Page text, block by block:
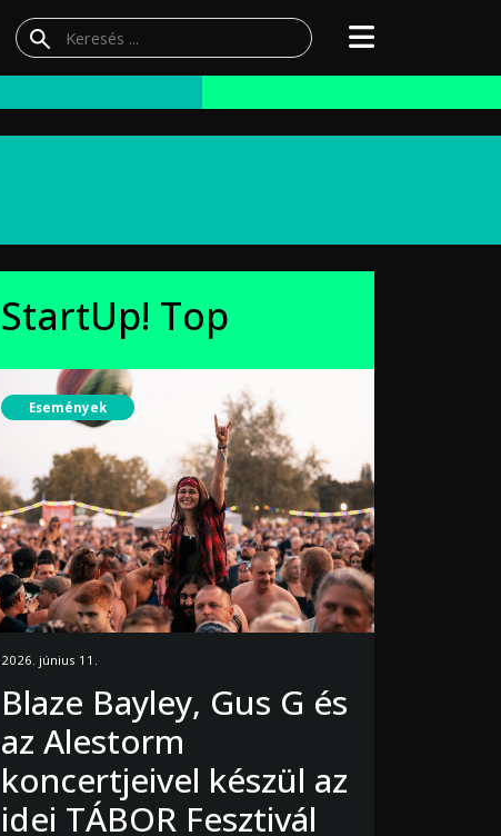
StartUp! Top
Események
2026. június 11.
Blaze Bayley, Gus G és
az Alestorm
koncertjeivel készül az
idei TÁBOR Fesztivál